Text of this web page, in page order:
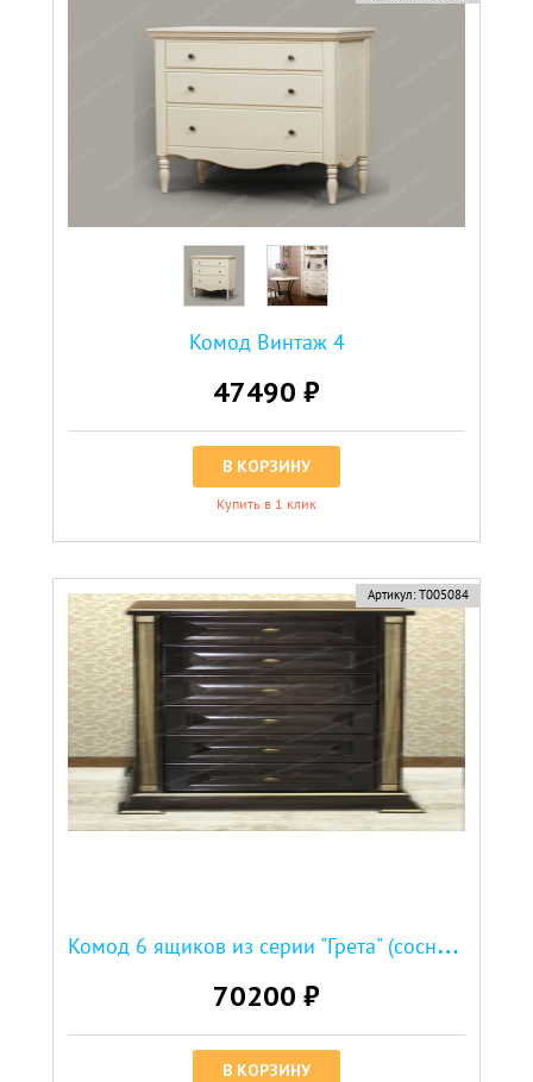
Комод Винтаж 4
47490 ₽
В КОРЗИНУ
Купить в 1 клик
Артикул: Т005084
К
омод 6 ящиков из серии "Грета" (сосна, резьба береза)
70200 ₽
В КОРЗИНУ